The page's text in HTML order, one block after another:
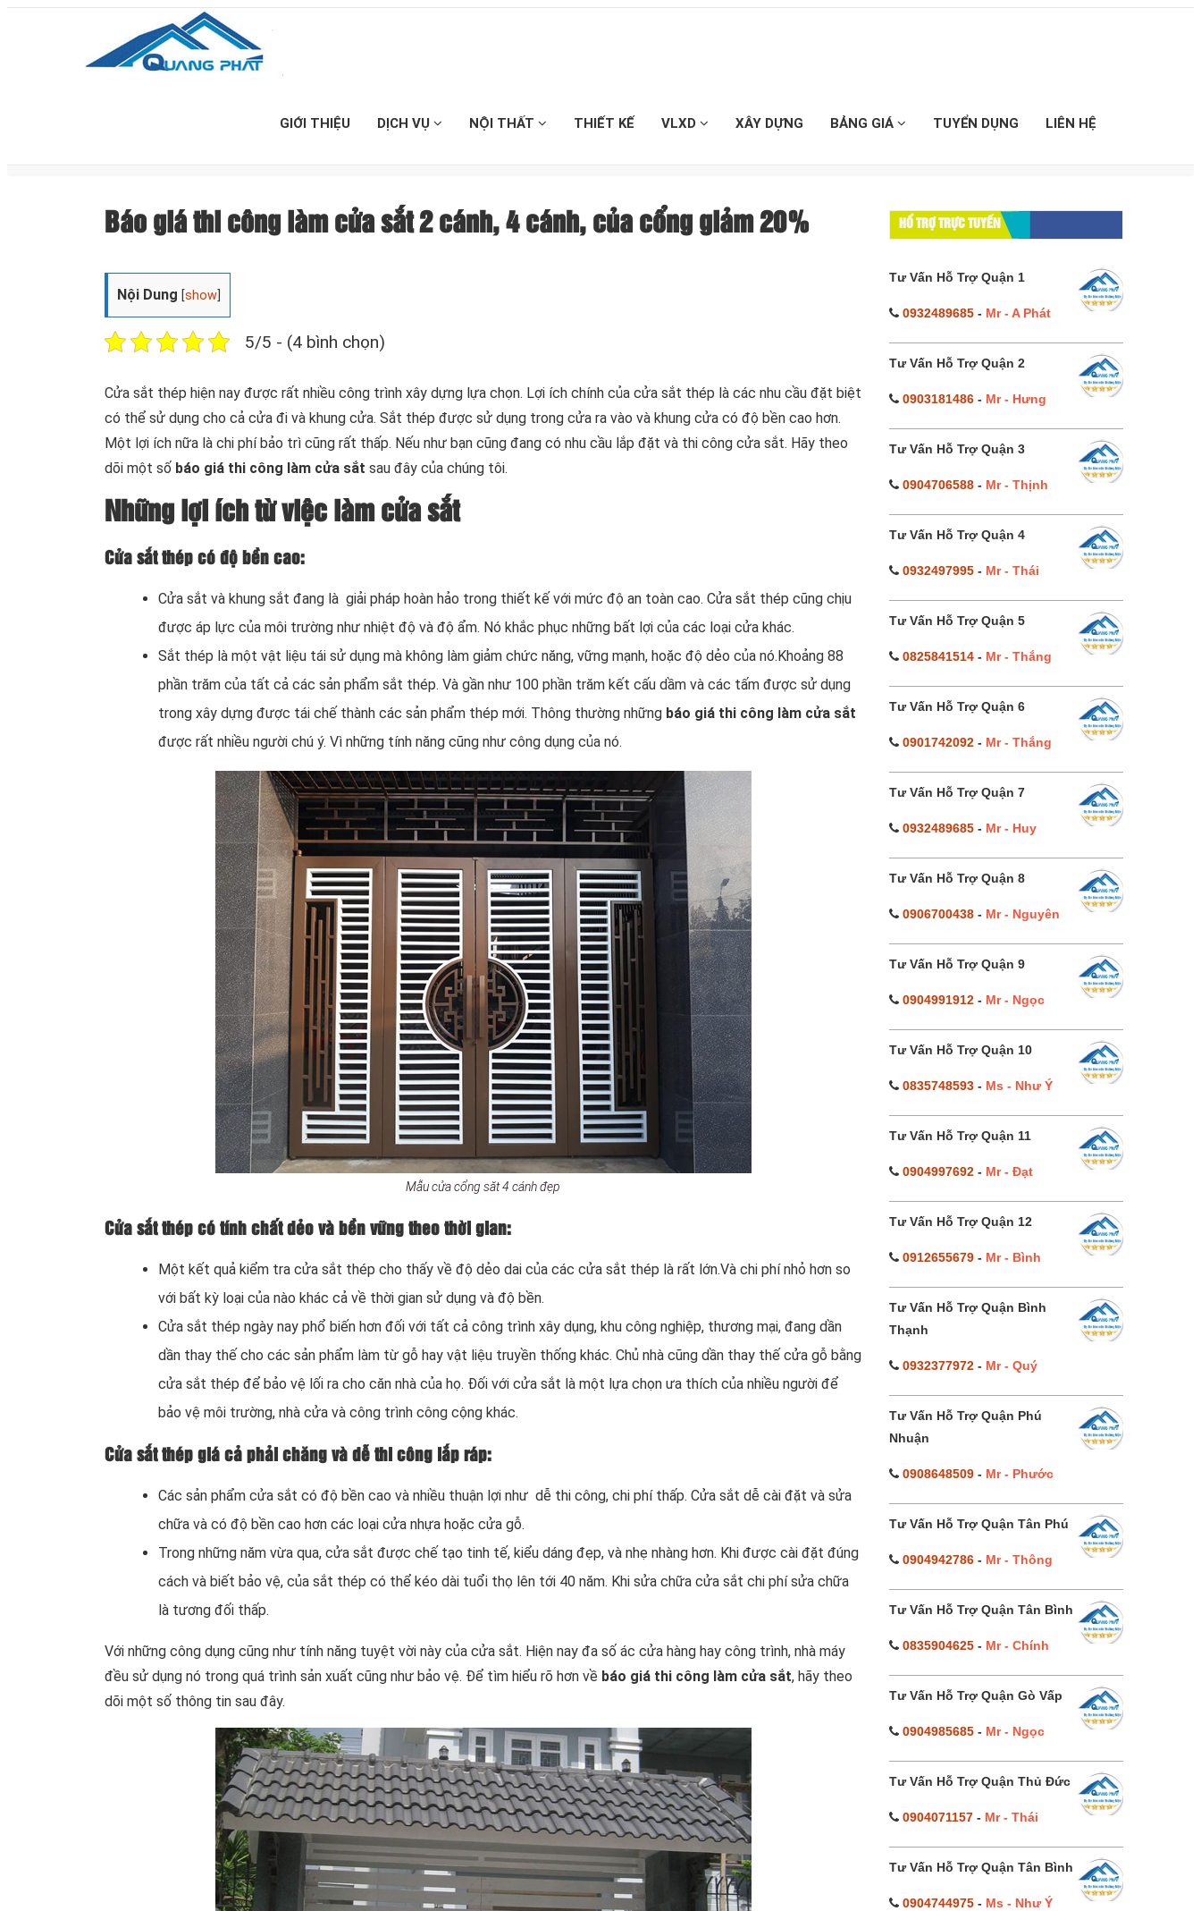
GIỚI THIỆU DỊCH VỤ NỘI THẤT THIẾT KẾ VLXD XÂY DỰNG BẢNG GIÁ TUYỂN DỤNG LIÊN HỆ
Báo giá thi công làm cửa sắt 2 cánh, 4 cánh, của cổng giảm 20%
Nội Dung [show
5/5 - (4 bình chọn)
Cửa sắt thép hiện nay được rất nhiều công trình xây dựng lựa chọn. Lợi ích chính của cửa sắt thép là các nhu cầu đặt biệt
có thể sử dụng cho cả cửa đi và khung cửa. Sắt thép được sử dụng trong cửa ra vào và khung cửa có độ bền cao hơn.
Một lợi ích nữa là chi phí bảo trì cũng rất thấp. Nếu như bạn cũng đang có nhu cầu lắp đặt và thi công cửa sắt. Hãy theo
dõi một số báo giá thi công làm cửa sắt sau đây của chúng tôi.
Những lợi ích từ việc làm cửa sắt
Cửa sắt thép có độ bền cao:
Cửa sắt và khung sắt đang là giải pháp hoàn hảo trong thiết kế với mức độ an toàn cao. Cửa sắt thép cũng chịu
được áp lực của môi trường như nhiệt độ và độ ẩm. Nó khắc phục những bất lợi của các loại cửa khác.
Sắt thép là một vật liệu tái sử dụng mà không làm giảm chức năng, vững mạnh, hoặc độ dẻo của nó.Khoảng 88
phần trăm của tất cả các sản phẩm sắt thép. Và gần như 100 phần trăm kết cấu dầm và các tấm được sử dụng
trong xây dựng được tái chế thành các sản phẩm thép mới. Thông thường những báo giá thi công làm cửa sắt
được rất nhiều người chú ý. Vì những tính năng cũng như công dụng của nó.
Mẫu cửa cổng săt 4 cánh đẹp
Cửa sắt thép có tính chất dẻo và bền vững theo thời gian:
Một kết quả kiểm tra cửa sắt thép cho thấy về độ dẻo dai của các cửa sắt thép là rất lớn.Và chi phí nhỏ hơn so
với bất kỳ loại của nào khác cả về thời gian sử dụng và độ bền.
Cửa sắt thép ngày nay phổ biến hơn đối với tất cả công trình xây dụng, khu công nghiệp, thương mại, đang dần
dần thay thế cho các sản phẩm làm từ gỗ hay vật liệu truyền thống khác. Chủ nhà cũng dần thay thế cửa gỗ bằng
cửa sắt thép để bảo vệ lối ra cho căn nhà của họ. Đối với cửa sắt là một lựa chọn ưa thích của nhiều người để
bảo vệ môi trường, nhà cửa và công trình công cộng khác.
Cửa sắt thép giá cả phải chăng và dễ thi công lắp ráp:
Các sản phẩm cửa sắt có độ bền cao và nhiều thuận lợi như dễ thi công, chi phí thấp. Cửa sắt dễ cài đặt và sửa
chữa và có độ bền cao hơn các loại cửa nhựa hoặc cửa gỗ.
Trong những năm vừa qua, cửa sắt được chế tạo tinh tế, kiểu dáng đẹp, và nhẹ nhàng hơn. Khi được cài đặt đúng
cách và biết bảo vệ, của sắt thép có thể kéo dài tuổi thọ lên tới 40 năm. Khi sửa chữa cửa sắt chi phí sửa chữa
là tương đối thấp.
Với những công dụng cũng như tính năng tuyệt vời này của cửa sắt. Hiện nay đa số ác cửa hàng hay công trình, nhà máy
đều sử dụng nó trong quá trình sản xuất cũng như bảo vệ. Để tìm hiểu rõ hơn về báo giá thi công làm cửa sắt, hãy theo
dõi một số thông tin sau đây.
HỔ TRỢ TRỰC TUYẾN
Tư Vấn Hỗ Trợ Quận 1
0932489685- Mr - A Phát
Tư Vấn Hỗ Trợ Quận 2
0903181486- Mr - Hưng
Tư Vấn Hỗ Trợ Quận 3
0904706588- Mr - Thịnh
Tư Vấn Hỗ Trợ Quận 4
0932497995- Mr - Thái
Tư Vấn Hỗ Trợ Quận 5
0825841514- Mr - Thắng
Tư Vấn Hỗ Trợ Quận 6
0901742092- Mr - Thắng
Tư Vấn Hỗ Trợ Quận 7
0932489685- Mr - Huy
Tư Vấn Hỗ Trợ Quận 8
0906700438- Mr - Nguyên
Tư Vấn Hỗ Trợ Quận 9
0904991912- Mr - Ngọc
Tư Vấn Hỗ Trợ Quận 10
0835748593- Ms - Như Ý
Tư Vấn Hỗ Trợ Quận 11
0904997692- Mr - Đạt
Tư Vấn Hỗ Trợ Quận 12
0912655679- Mr - Bình
Tư Vấn Hỗ Trợ Quận Bình
Thạnh
0932377972- Mr - Quý
Tư Vấn Hỗ Trợ Quận Phú
Nhuận
0908648509- Mr - Phước
Tư Vấn Hỗ Trợ Quận Tân Phú
0904942786- Mr - Thông
Tư Vấn Hỗ Trợ Quận Tân Bình
0835904625- Mr - Chính
Tư Vấn Hỗ Trợ Quận Gò Vấp
0904985685- Mr - Ngọc
Tư Vấn Hỗ Trợ Quận Thủ Đức
0904071157- Mr - Thái
Tư Vấn Hỗ Trợ Quận Tân Bình
0904744975- Ms - Như Ý